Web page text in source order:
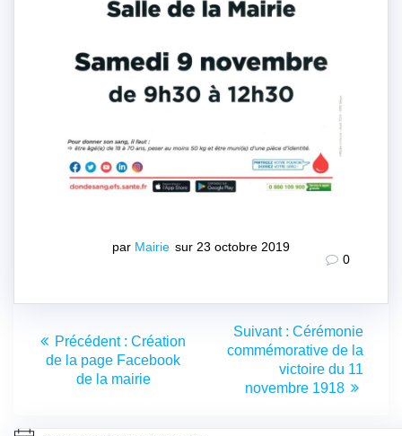
par Mairie sur 23 octobre 2019
0
de Précédent : Article
précédent
:
Création
de la page Facebook
de la mairie
Suivant : Article
suivant
:
Cérémonie
commémorative de la
victoire du 11
novembre 1918